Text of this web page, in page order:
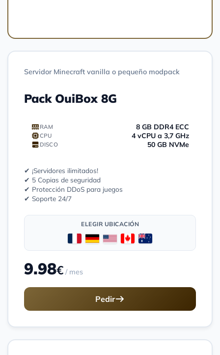
Servidor Minecraft vanilla o pequeño modpack
Pack OuiBox 8G
RAM 8 GB DDR4 ECC
CPU 4 vCPU a 3,7 GHz
DISCO 50 GB NVMe
✔ ¡Servidores ilimitados!
✔ 5 Copias de seguridad
✔ Protección DDoS para juegos
✔ Soporte 24/7
ELEGIR UBICACIÓN
9.98€ / mes
Pedir